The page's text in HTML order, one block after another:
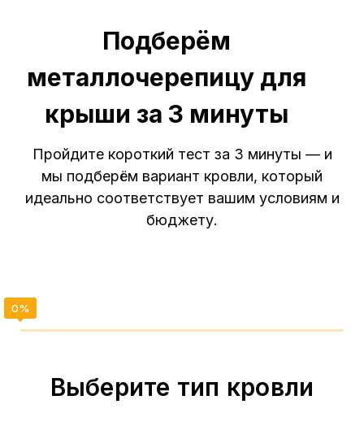
Пройдите короткий тест за 3 минуты — и
мы подберём вариант кровли, который
идеально соответствует вашим условиям и
бюджету.
Подберём
металлочерепицу для
крыши за 3 минуты
Выберите тип кровли